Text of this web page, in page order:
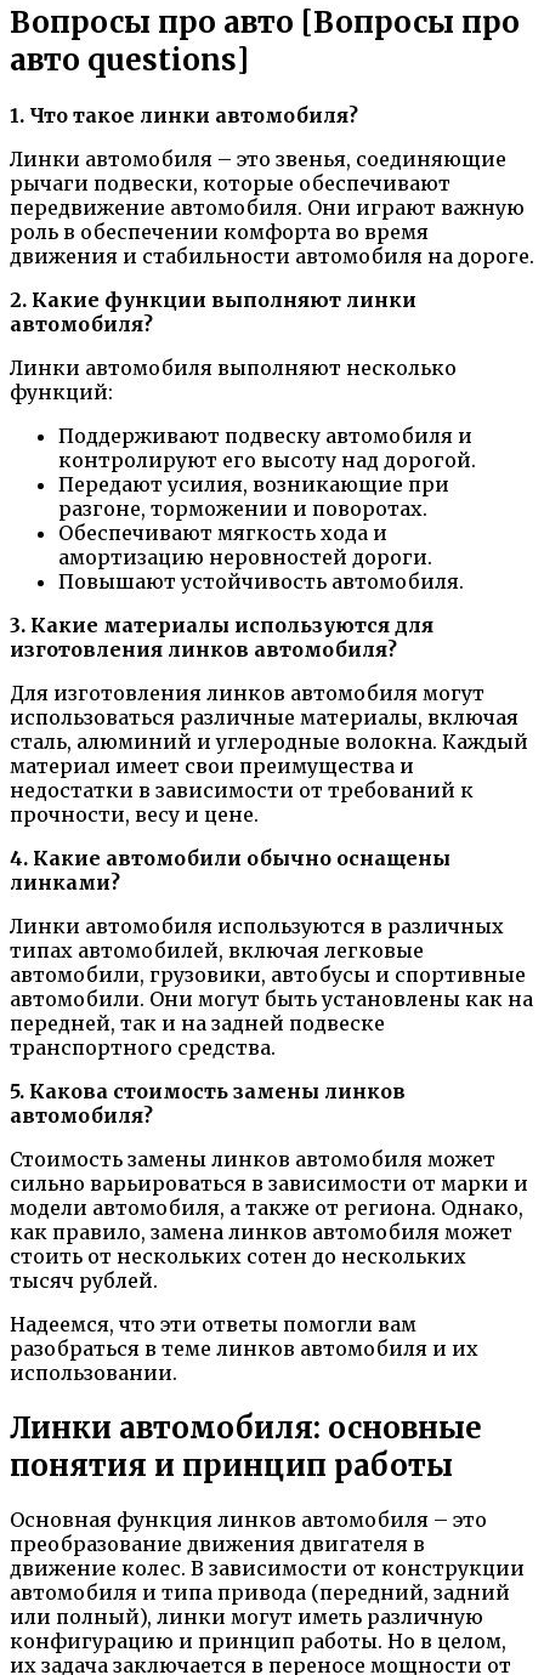
Вопросы про авто [Вопросы про
авто questions]
1. Что такое линки автомобиля?
Линки автомобиля – это звенья, соединяющие
рычаги подвески, которые обеспечивают
передвижение автомобиля. Они играют важную
роль в обеспечении комфорта во время
движения и стабильности автомобиля на дороге.
2. Какие функции выполняют линки
автомобиля?
Линки автомобиля выполняют несколько
функций:
Поддерживают подвеску автомобиля и
контролируют его высоту над дорогой.
Передают усилия, возникающие при
разгоне, торможении и поворотах.
Обеспечивают мягкость хода и
амортизацию неровностей дороги.
Повышают устойчивость автомобиля.
3. Какие материалы используются для
изготовления линков автомобиля?
Для изготовления линков автомобиля могут
использоваться различные материалы, включая
сталь, алюминий и углеродные волокна. Каждый
материал имеет свои преимущества и
недостатки в зависимости от требований к
прочности, весу и цене.
4. Какие автомобили обычно оснащены
линками?
Линки автомобиля используются в различных
типах автомобилей, включая легковые
автомобили, грузовики, автобусы и спортивные
автомобили. Они могут быть установлены как на
передней, так и на задней подвеске
транспортного средства.
5. Какова стоимость замены линков
автомобиля?
Стоимость замены линков автомобиля может
сильно варьироваться в зависимости от марки и
модели автомобиля, а также от региона. Однако,
как правило, замена линков автомобиля может
стоить от нескольких сотен до нескольких
тысяч рублей.
Надеемся, что эти ответы помогли вам
разобраться в теме линков автомобиля и их
использовании.
Линки автомобиля: основные
понятия и принцип работы
Основная функция линков автомобиля – это
преобразование движения двигателя в
движение колес. В зависимости от конструкции
автомобиля и типа привода (передний, задний
или полный), линки могут иметь различную
конфигурацию и принцип работы. Но в целом,
их задача заключается в переносе мощности от